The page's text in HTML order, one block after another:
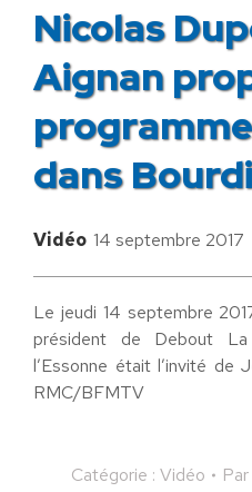
Nicolas
Aignan
dans
Vidéo 14 septembre 2017
Le jeudi 14 septembre
président de Debout
l’Essonne était l’invité de
RMC/BFMTV
Catégorie : Vidéo Par